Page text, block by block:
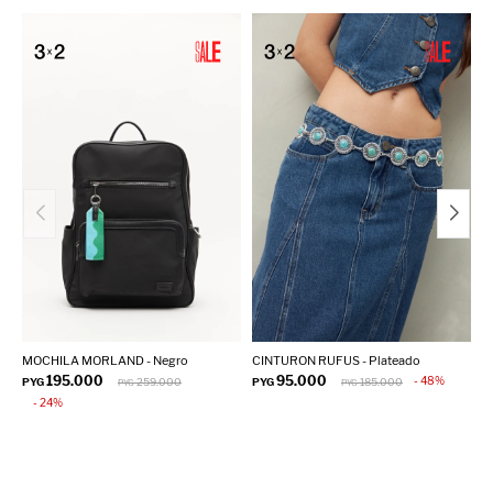
MOCHILA MORLAND - Negro
PYG195.000 PYG 259.000
24
CINTURON RUFUS - Plateado
PYG95.000 PYG 185.000 48